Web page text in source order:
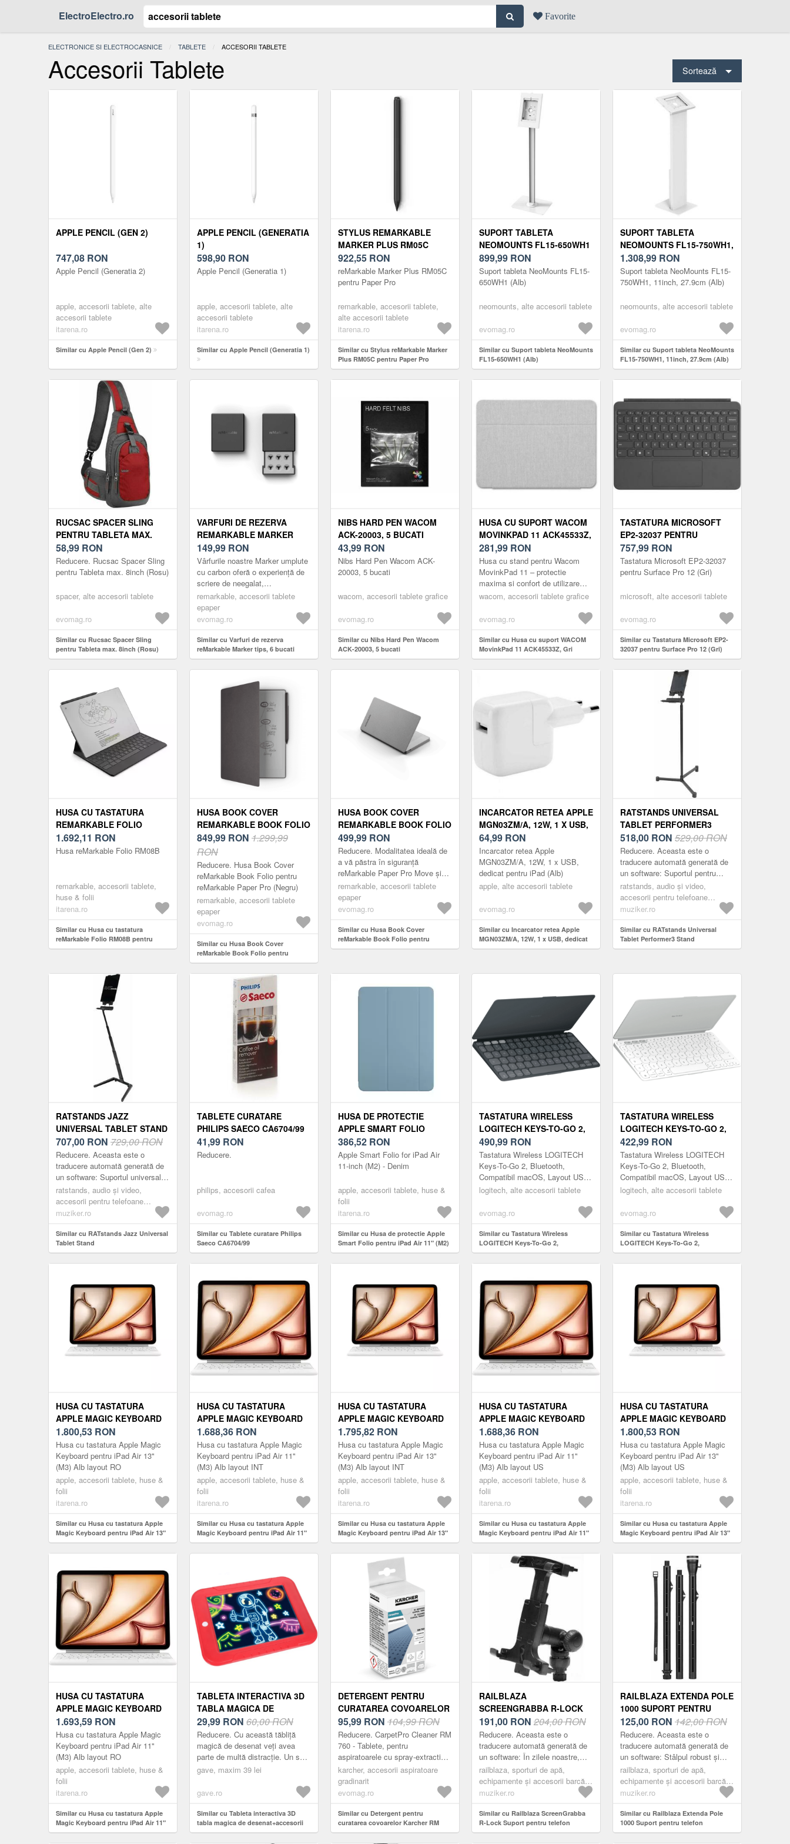
ElectroElectro.ro Favorite
ELECTRONICE SI ELECTROCASNICE TABLETE ACTUAL:
ACCESORII TABLETE
Accesorii Tablete Sortează
APPLE PENCIL (GEN 2)
747,08 RON
Apple Pencil (Generatia 2)
apple, accesorii tablete, alte
accesorii tablete
itarena.ro
Similar cu Apple Pencil (Gen 2)
APPLE PENCIL (GENERATIA
1)
598,90 RON
Apple Pencil (Generatia 1)
apple, accesorii tablete, alte
accesorii tablete
itarena.ro
Similar cu Apple Pencil (Generatia 1)
STYLUS REMARKABLE
MARKER PLUS RM05C
PENTRU PAPER PRO
922,55 RON
reMarkable Marker Plus RM05C
pentru Paper Pro
remarkable, accesorii tablete,
alte accesorii tablete
itarena.ro
Similar cu Stylus reMarkable Marker
Plus RM05C pentru Paper Pro
SUPORT TABLETA
NEOMOUNTS FL15-650WH1
(ALB)
899,99 RON
Suport tableta NeoMounts FL15-
650WH1 (Alb)
neomounts, alte accesorii tablete
evomag.ro
Similar cu Suport tableta NeoMounts
FL15-650WH1 (Alb)
SUPORT TABLETA
NEOMOUNTS FL15-750WH1,
11INCH, 27.9CM (ALB)
1.308,99 RON
Suport tableta NeoMounts FL15-
750WH1, 11inch, 27.9cm (Alb)
neomounts, alte accesorii tablete
evomag.ro
Similar cu Suport tableta NeoMounts
FL15-750WH1, 11inch, 27.9cm (Alb)
RUCSAC SPACER SLING
PENTRU TABLETA MAX.
8INCH (ROSU)
58,99 RON
Reducere. Rucsac Spacer Sling
pentru Tableta max. 8inch (Rosu)
spacer, alte accesorii tablete
evomag.ro
Similar cu Rucsac Spacer Sling
pentru Tableta max. 8inch (Rosu)
VARFURI DE REZERVA
REMARKABLE MARKER
TIPS, 6 BUCATI
149,99 RON
Vârfurile noastre Marker umplute
cu carbon oferă o experiență de
scriere de neegalat,
asemănătoare hârtiei. Schimbați
cu ușurință un vârf contonden...
remarkable, accesorii tablete
epaper
evomag.ro
Similar cu Varfuri de rezerva
reMarkable Marker tips, 6 bucati
NIBS HARD PEN WACOM
ACK-20003, 5 BUCATI
43,99 RON
Nibs Hard Pen Wacom ACK-
20003, 5 bucati
wacom, accesorii tablete grafice
evomag.ro
Similar cu Nibs Hard Pen Wacom
ACK-20003, 5 bucati
HUSA CU SUPORT WACOM
MOVINKPAD 11 ACK45533Z,
GRI
281,99 RON
Husa cu stand pentru Wacom
MovinkPad 11 – protectie
maxima si confort de utilizare
oriunde te afli Husa cu stand
MovinkPad 11...
wacom, accesorii tablete grafice
evomag.ro
Similar cu Husa cu suport WACOM
MovinkPad 11 ACK45533Z, Gri
TASTATURA MICROSOFT
EP2-32037 PENTRU
SURFACE PRO 12 (GRI)
757,99 RON
Tastatura Microsoft EP2-32037
pentru Surface Pro 12 (Gri)
microsoft, alte accesorii tablete
evomag.ro
Similar cu Tastatura Microsoft EP2-
32037 pentru Surface Pro 12 (Gri)
HUSA CU TASTATURA
REMARKABLE FOLIO
RM08B PENTRU PAPER PRO
1.692,11 RON
Husa reMarkable Folio RM08B
remarkable, accesorii tablete,
huse & folii
itarena.ro
Similar cu Husa cu tastatura
reMarkable Folio RM08B pentru
Paper Pro
HUSA BOOK COVER
REMARKABLE BOOK FOLIO
PENTRU REMARKABLE
PAPER PRO (NEGRU)
849,99 RON 1.299,99
RON
Reducere. Husa Book Cover
reMarkable Book Folio pentru
reMarkable Paper Pro (Negru)
remarkable, accesorii tablete
epaper
evomag.ro
Similar cu Husa Book Cover
reMarkable Book Folio pentru
reMarkable Paper Pro (Negru)
HUSA BOOK COVER
REMARKABLE BOOK FOLIO
PENTRU REMARKABLE
PAPER PRO MOVE (GRI)
499,99 RON
Reducere. Modalitatea ideală de
a vă păstra în siguranță
reMarkable Paper Pro Move și
Marker în timp ce lucrați și în
deplasare. Aceasta nu este doar
o husă,...
remarkable, accesorii tablete
epaper
evomag.ro
Similar cu Husa Book Cover
reMarkable Book Folio pentru
reMarkable Paper Pro Move (Gri)
INCARCATOR RETEA APPLE
MGN03ZM/A, 12W, 1 X USB,
DEDICAT PENTRU IPAD
(ALB)
64,99 RON
Incarcator retea Apple
MGN03ZM/A, 12W, 1 x USB,
dedicat pentru iPad (Alb)
apple, alte accesorii tablete
evomag.ro
Similar cu Incarcator retea Apple
MGN03ZM/A, 12W, 1 x USB, dedicat
pentru iPad (Alb)
RATSTANDS UNIVERSAL
TABLET PERFORMER3
STAND
518,00 RON 529,00 RON
Reducere. Aceasta este o
traducere automată generată de
un software: Suportul pentru
tablete Performer3 este ideal
pentru utilizare în cadrul unei
școli, uni...
ratstands, audio și video,
accesorii pentru telefoane
mobile, standuri si suporturi
black
muziker.ro
Similar cu RATstands Universal
Tablet Performer3 Stand
RATSTANDS JAZZ
UNIVERSAL TABLET STAND
707,00 RON 729,00 RON
Reducere. Aceasta este o
traducere automată generată de
un software: Suportul universal
pentru tabletă Jazz este sigur,
robust și elegant. Suportul
telescopi...
ratstands, audio și video,
accesorii pentru telefoane
mobile, standuri si suporturi
black
muziker.ro
Similar cu RATstands Jazz Universal
Tablet Stand
TABLETE CURATARE
PHILIPS SAECO CA6704/99
41,99 RON
Reducere.
philips, accesorii cafea
evomag.ro
Similar cu Tablete curatare Philips
Saeco CA6704/99
HUSA DE PROTECTIE
APPLE SMART FOLIO
PENTRU IPAD AIR 11" (M2)
DENIM
386,52 RON
Apple Smart Folio for iPad Air
11-inch (M2) - Denim
apple, accesorii tablete, huse &
folii
itarena.ro
Similar cu Husa de protectie Apple
Smart Folio pentru iPad Air 11" (M2)
Denim
TASTATURA WIRELESS
LOGITECH KEYS-TO-GO 2,
BLUETOOTH, COMPATIBIL
MACOS, LAYOUT US
INTERNATIONAL (NEGRU)
490,99 RON
Tastatura Wireless LOGITECH
Keys-To-Go 2, Bluetooth,
Compatibil macOS, Layout US
International (Negru)
logitech, alte accesorii tablete
evomag.ro
Similar cu Tastatura Wireless
LOGITECH Keys-To-Go 2,
Bluetooth, Compatibil macOS,
Layout US International (Negru)
TASTATURA WIRELESS
LOGITECH KEYS-TO-GO 2,
BLUETOOTH, COMPATIBIL
MACOS, LAYOUT US
INTERNATIONAL (GRI)
422,99 RON
Tastatura Wireless LOGITECH
Keys-To-Go 2, Bluetooth,
Compatibil macOS, Layout US
International (Gri)
logitech, alte accesorii tablete
evomag.ro
Similar cu Tastatura Wireless
LOGITECH Keys-To-Go 2,
Bluetooth, Compatibil macOS,
Layout US International (Gri)
HUSA CU TASTATURA
APPLE MAGIC KEYBOARD
PENTRU IPAD AIR 13" (M3)
WHITE LAYOUT RO
1.800,53 RON
Husa cu tastatura Apple Magic
Keyboard pentru iPad Air 13"
(M3) Alb layout RO
apple, accesorii tablete, huse &
folii
itarena.ro
Similar cu Husa cu tastatura Apple
Magic Keyboard pentru iPad Air 13"
(M3) White layout RO
HUSA CU TASTATURA
APPLE MAGIC KEYBOARD
PENTRU IPAD AIR 11" (M3)
WHITE LAYOUT INT
1.688,36 RON
Husa cu tastatura Apple Magic
Keyboard pentru iPad Air 11"
(M3) Alb layout INT
apple, accesorii tablete, huse &
folii
itarena.ro
Similar cu Husa cu tastatura Apple
Magic Keyboard pentru iPad Air 11"
(M3) White layout INT
HUSA CU TASTATURA
APPLE MAGIC KEYBOARD
PENTRU IPAD AIR 13" (M3)
WHITE LAYOUT INT
1.795,82 RON
Husa cu tastatura Apple Magic
Keyboard pentru iPad Air 13"
(M3) Alb layout INT
apple, accesorii tablete, huse &
folii
itarena.ro
Similar cu Husa cu tastatura Apple
Magic Keyboard pentru iPad Air 13"
(M3) White layout INT
HUSA CU TASTATURA
APPLE MAGIC KEYBOARD
PENTRU IPAD AIR 11" (M3)
WHITE LAYOUT US
1.688,36 RON
Husa cu tastatura Apple Magic
Keyboard pentru iPad Air 11"
(M3) Alb layout US
apple, accesorii tablete, huse &
folii
itarena.ro
Similar cu Husa cu tastatura Apple
Magic Keyboard pentru iPad Air 11"
(M3) White layout US
HUSA CU TASTATURA
APPLE MAGIC KEYBOARD
PENTRU IPAD AIR 13" (M3)
WHITE LAYOUT US
1.800,53 RON
Husa cu tastatura Apple Magic
Keyboard pentru iPad Air 13"
(M3) Alb layout US
apple, accesorii tablete, huse &
folii
itarena.ro
Similar cu Husa cu tastatura Apple
Magic Keyboard pentru iPad Air 13"
(M3) White layout US
HUSA CU TASTATURA
APPLE MAGIC KEYBOARD
PENTRU IPAD AIR 11" (M3)
WHITE LAYOUT RO
1.693,59 RON
Husa cu tastatura Apple Magic
Keyboard pentru iPad Air 11"
(M3) Alb layout RO
apple, accesorii tablete, huse &
folii
itarena.ro
Similar cu Husa cu tastatura Apple
Magic Keyboard pentru iPad Air 11"
(M3) White layout RO
TABLETA INTERACTIVA 3D
TABLA MAGICA DE
DESENAT+ACCESORII
29,99 RON 60,00 RON
Reducere. Cu această tăbliță
magică de desenat veți avea
parte de multă distracție. Un set
artistic care va crea o atmosferă
gave, maxim 39 lei
gave.ro
Similar cu Tableta interactiva 3D
tabla magica de desenat+accesorii
DETERGENT PENTRU
CURATAREA COVOARELOR
KARCHER RM 760, 16
TABLETE
95,99 RON 104,99 RON
Reducere. CarpetPro Cleaner RM
760 - Tablete, pentru
aspiratoarele cu spray-extractie,
cu performante excelente de
curatare.Se dizolva usor in apa.
Tehnologi...
karcher, accesorii aspiratoare
gradinarit
evomag.ro
Similar cu Detergent pentru
curatarea covoarelor Karcher RM
760, 16 tablete
RAILBLAZA
SCREENGRABBA R-LOCK
SUPORT PENTRU TELEFON
MOBIL/TABLETĂ
191,00 RON 204,00 RON
Reducere. Aceasta este o
traducere automată generată de
un software: În zilele noastre,
chartplotter-ul, sondele și chiar
ieșirea radar pot fi citite pe elec...
railblaza, sporturi de apă,
echipamente și accesorii barcă,
punte, suporturi și elemente de
mobile și tablete, black
muziker.ro
Similar cu Railblaza ScreenGrabba
R-Lock Suport pentru telefon
mobil/tabletă
RAILBLAZA EXTENDA POLE
1000 SUPORT PENTRU
TELEFON MOBIL/TABLETĂ
125,00 RON 142,00 RON
Reducere. Aceasta este o
traducere automată generată de
un software: Stâlpul robust și
ușor este lampa versatilă, stâlpul
de montaj și camera de montare
a ca...
railblaza, sporturi de apă,
echipamente și accesorii barcă,
punte, suporturi și elemente de
mobile și tablete, black
muziker.ro
Similar cu Railblaza Extenda Pole
1000 Suport pentru telefon
mobil/tabletă